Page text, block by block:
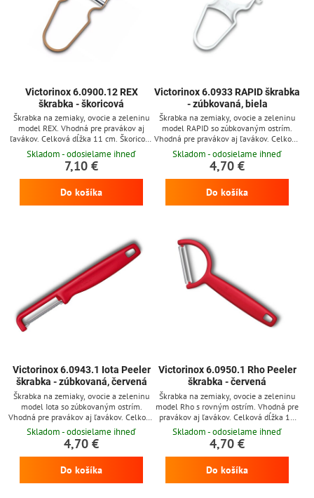
Victorinox 6.0900.12 REX
škrabka - škoricová
Škrabka na zemiaky, ovocie a zeleninu
model REX. Vhodná pre pravákov aj
ľavákov. Celková dĺžka 11 cm. Škoricová
hliníková rukoväť.
Skladom - odosielame ihneď
7,10 €
Do košíka
Victorinox 6.0933 RAPID škrabka
- zúbkovaná, biela
Škrabka na zemiaky, ovocie a zeleninu
model RAPID so zúbkovaným ostrím.
Vhodná pre pravákov aj ľavákov. Celková
dĺžka 11 cm. Biela plastová rukoväť.
Skladom - odosielame ihneď
4,70 €
Do košíka
Victorinox 6.0943.1 Iota Peeler
škrabka - zúbkovaná, červená
Škrabka na zemiaky, ovocie a zeleninu
model Iota so zúbkovaným ostrím.
Vhodná pre pravákov aj ľavákov. Celková
dĺžka 16,5 cm. Červená plastová
rukoväť.
Skladom - odosielame ihneď
4,70 €
Do košíka
Victorinox 6.0950.1 Rho Peeler
škrabka - červená
Škrabka na zemiaky, ovocie a zeleninu
model Rho s rovným ostrím. Vhodná pre
pravákov aj ľavákov. Celková dĺžka 16
cm. Červená plastová rukoväť.
Skladom - odosielame ihneď
4,70 €
Do košíka